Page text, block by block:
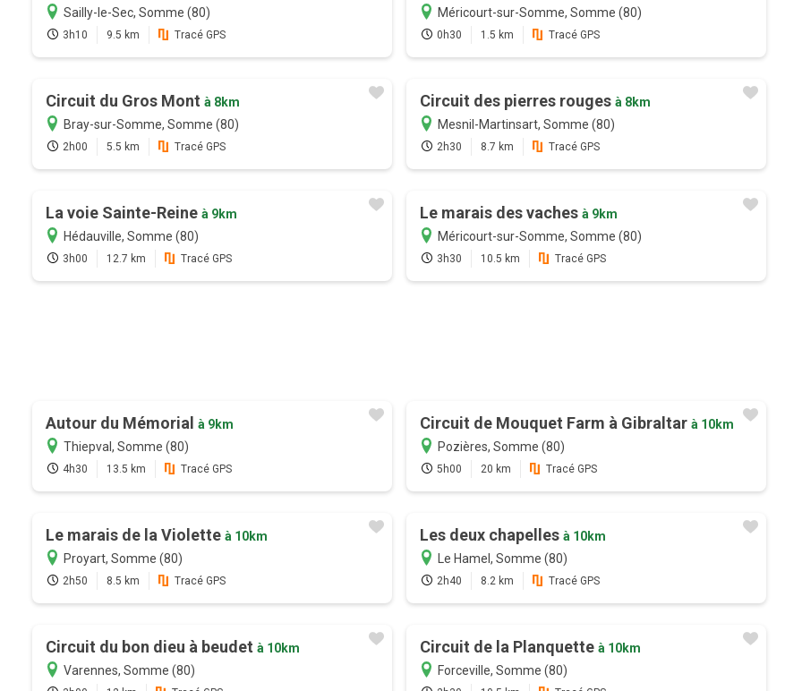
Sailly-le-Sec, Somme (80)
3h10 9.5 km Tracé GPS
Méricourt-sur-Somme, Somme (80)
0h30 1.5 km Tracé GPS
Circuit du Gros Mont à 8km
Bray-sur-Somme, Somme (80)
2h00 5.5 km Tracé GPS
Circuit des pierres rouges à 8km
Mesnil-Martinsart, Somme (80)
2h30 8.7 km Tracé GPS
La voie Sainte-Reine à 9km
Hédauville, Somme (80)
3h00 12.7 km Tracé GPS
Le marais des vaches à 9km
Méricourt-sur-Somme, Somme (80)
3h30 10.5 km Tracé GPS
Autour du Mémorial
à 9km
Thiepval, Somme (80)
4h30 13.5 km Tracé GPS
Circuit de Mouquet Farm à Gibraltar à 10km
Pozières, Somme (80)
5h00 20 km Tracé GPS
Le marais de la Violette à 10km
Proyart, Somme (80)
2h50 8.5 km Tracé GPS
Les deux chapelles à 10km
Le Hamel, Somme (80)
2h40 8.2 km Tracé GPS
Circuit du bon dieu à beudet à 10km
Varennes, Somme (80)
Circuit de la Planquette à 10km
Forceville, Somme (80)